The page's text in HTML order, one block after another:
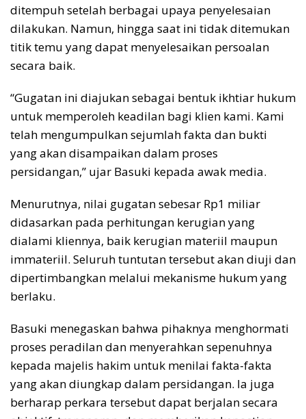
ditempuh setelah berbagai upaya penyelesaian
dilakukan. Namun, hingga saat ini tidak ditemukan
titik temu yang dapat menyelesaikan persoalan
secara baik.
“Gugatan ini diajukan sebagai bentuk ikhtiar hukum
untuk memperoleh keadilan bagi klien kami. Kami
telah mengumpulkan sejumlah fakta dan bukti
yang akan disampaikan dalam proses
persidangan,” ujar Basuki kepada awak media.
Menurutnya, nilai gugatan sebesar Rp1 miliar
didasarkan pada perhitungan kerugian yang
dialami kliennya, baik kerugian materiil maupun
immateriil. Seluruh tuntutan tersebut akan diuji dan
dipertimbangkan melalui mekanisme hukum yang
berlaku.
Basuki menegaskan bahwa pihaknya menghormati
proses peradilan dan menyerahkan sepenuhnya
kepada majelis hakim untuk menilai fakta-fakta
yang akan diungkap dalam persidangan. Ia juga
berharap perkara tersebut dapat berjalan secara